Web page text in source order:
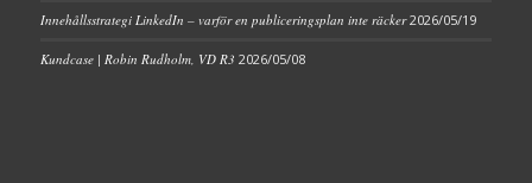
Innehållsstrategi LinkedIn – varför en publiceringsplan inte räcker 2026/05/19
Kundcase | Robin Rudholm, VD R3 2026/05/08